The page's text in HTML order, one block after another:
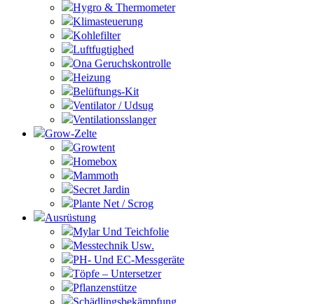
Hygro & Thermometer
Klimasteuerung
Kohlefilter
Luftfugtighed
Ona Geruchskontrolle
Heizung
Belüftungs-Kit
Ventilator / Udsug
Ventilationsslanger
Grow-Zelte
Growtent
Homebox
Mammoth
Secret Jardin
Plante Net / Scrog
Ausrüstung
Mylar Und Teichfolie
Messtechnik Usw.
PH- Und EC-Messgeräte
Töpfe – Untersetzer
Pflanzenstütze
Schädlingsbekämpfung